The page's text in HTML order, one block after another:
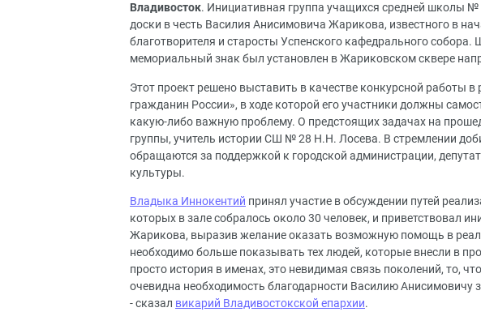
Владивосток. Инициативная группа учащихся средней школы
доски в честь Василия Анисимовича Жарикова, известного в
благотворителя и старосты Успенского кафедрального
мемориальный знак был установлен в Жариковском сквере
Этот проект решено выставить в качестве конкурсной работы
гражданин России», в ходе которой его участники должны
какую-либо важную проблему. О предстоящих задачах на
группы, учитель истории СШ № 28 Н.Н. Лосева. В стремлении
обращаются за поддержкой к городской администрации,
культуры.
Владыка Иннокентий принял участие в обсуждении путей
которых в зале собралось около 30 человек, и приветствовал
Жарикова, выразив желание оказать возможную помощь в
необходимо больше показывать тех людей, которые внесли в
просто история в именах, это невидимая связь поколений, то,
очевидна необходимость благодарности Василию Анисимовичу
- сказал викарий Владивостокской епархии.